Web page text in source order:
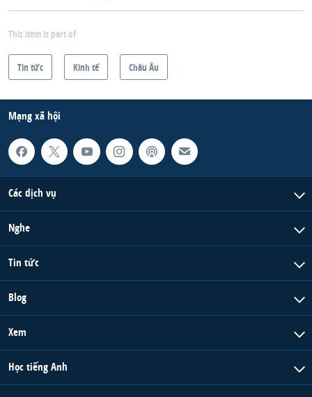
This item is part of
Tin tức Kinh tế Châu Âu
Mạng xã hội
Các dịch vụ
Nghe
Tin tức
Blog
Xem
Học tiếng Anh